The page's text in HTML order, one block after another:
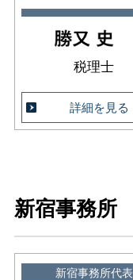
税理士
詳細を見る
新宿事務所
新宿事務所代表